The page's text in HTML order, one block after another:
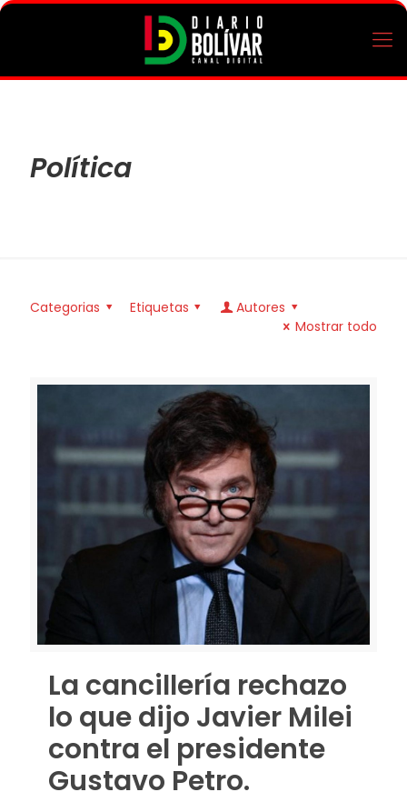
Política
Categorias Etiquetas
Autores
Mostrar todo
La cancillería rechazo
lo que dijo Javier Milei
contra el presidente
Gustavo Petro.